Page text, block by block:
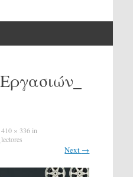
410 × 336in
Next →